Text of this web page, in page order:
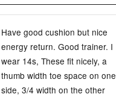
Have good cushion but nice
energy return. Good trainer. I
wear 14s, These fit nicely, a
thumb width toe space on one
side, 3/4 width on the other